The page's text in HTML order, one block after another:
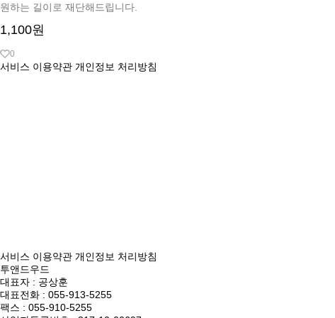
원하는 길이로 재단해드립니다.
1,100원
0
서비스 이용약관 개인정보 처리방침
서비스 이용약관 개인정보 처리방침
투앤드우드
대표자 : 공상훈
대표전화 : 055-913-5255
팩스 : 055-910-5255